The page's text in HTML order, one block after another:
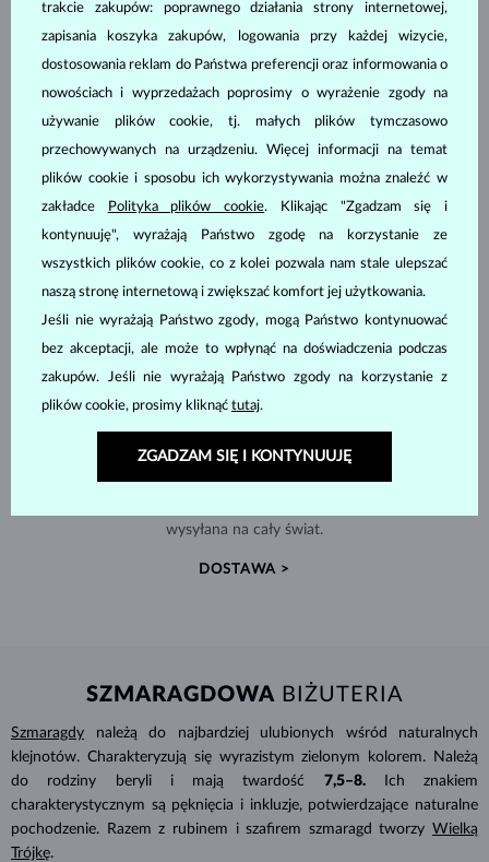
BIŻUTERIA Z ATELIER KLENOTA
RĘCZNIE WYKONYWANA W PRADZE
wysyłana na cały świat.
DOSTAWA >
SZMARAGDOWA BIŻUTERIA
Szmaragdy
należą do najbardziej ulubionych wśród naturalnych
klejnotów. Charakteryzują się wyrazistym zielonym kolorem. Należą
do rodziny beryli i mają twardość
7,5–8.
Ich znakiem
charakterystycznym są pęknięcia i inkluzje, potwierdzające naturalne
pochodzenie. Razem z rubinem i szafirem szmaragd tworzy Wielką
Trójkę.
trakcie zakupów: poprawnego działania strony internetowej,
zapisania koszyka zakupów, logowania przy każdej wizycie,
dostosowania reklam do Państwa preferencji oraz informowania o
nowościach i wyprzedażach poprosimy o wyrażenie zgody na
używanie plików cookie, tj. małych plików tymczasowo
przechowywanych na urządzeniu. Więcej informacji na temat
plików cookie i sposobu ich wykorzystywania można znaleźć w
zakładce
Polityka plików cookie. Klikając "Zgadzam się i
kontynuuję", wyrażają Państwo zgodę na korzystanie ze
wszystkich plików cookie, co z kolei pozwala nam stale ulepszać
naszą stronę internetową i zwiększać komfort jej użytkowania.
Jeśli nie wyrażają Państwo zgody, mogą Państwo kontynuować
bez akceptacji, ale może to wpłynąć na doświadczenia podczas
zakupów. Jeśli nie wyrażają Państwo zgody na korzystanie z
plików cookie, prosimy kliknąć tutaj.
ZGADZAM SIĘ I KONTYNUUJĘ